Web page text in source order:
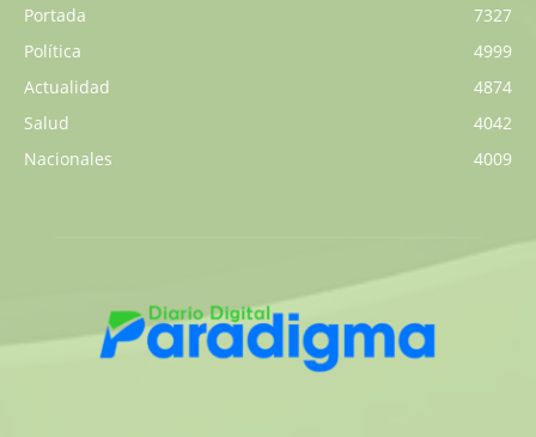
Portada
7327
Política
4999
Actualidad
4874
Salud
4042
Nacionales
4009